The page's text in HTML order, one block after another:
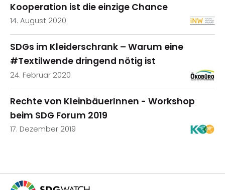
Kooperation ist die einzige Chance
14. August 2020
SDGs im Kleiderschrank – Warum eine
#Textilwende dringend nötig ist
24. Februar 2020
Rechte von KleinbäuerInnen - Workshop
beim SDG Forum 2019
17. Dezember 2019